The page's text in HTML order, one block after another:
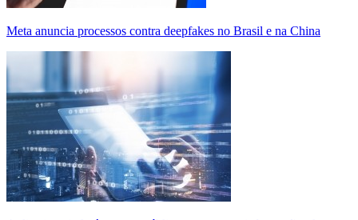
Meta anuncia processos contra deepfakes no Brasil e na China